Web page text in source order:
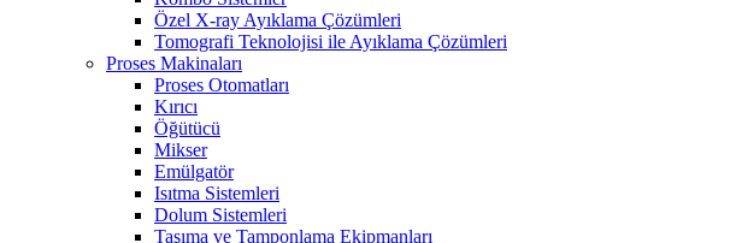
Özel X-ray Ayıklama Çözümleri
Tomografi Teknolojisi ile Ayıklama Çözümleri
Proses Makinaları
Proses Otomatları
Kırıcı
Öğütücü
Mikser
Emülgatör
Isıtma Sistemleri
Dolum Sistemleri
Taşıma ve Tamponlama Ekipmanları